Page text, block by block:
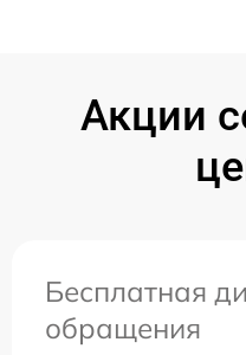
Акции
Бесплатная
обращения